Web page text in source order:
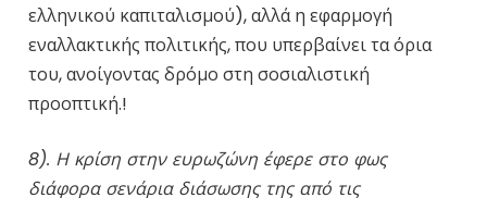
ελληνικού καπιταλισμού), αλλά η εφαρμογή
εναλλακτικής πολιτικής, που υπερβαίνει τα όρια
του, ανοίγοντας δρόμο στη σοσιαλιστική
προοπτική.!
8). Η κρίση στην ευρωζώνη έφερε στο φως
διάφορα σενάρια διάσωσης της από τις